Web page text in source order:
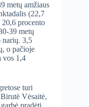
metų amžiaus
(22,7
procento
39 metų
narių. 3,5
o pačioje
vos 1,4
turi
Vėsaitė,